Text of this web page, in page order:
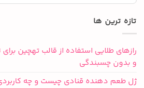
تازه ترین ها
رازهای طلایی استفاده از قالب تهچین
و بدون چسبندگی
ژل طعم دهنده قنادی چیست و چه